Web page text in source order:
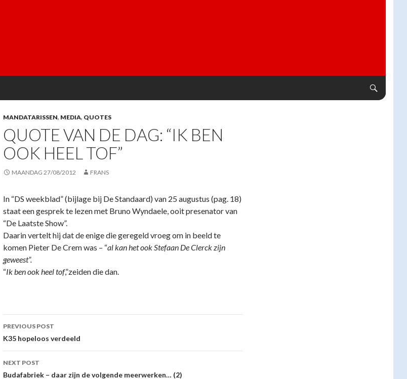
MANDATARISSEN, MEDIA, QUOTES
QUOTE VAN DE DAG: “IK BEN
OOK HEEL TOF”
MAANDAG 27/08/2012 FRANS
In “DS weekblad” (bijlage bij De Standaard) van 25 augustus (pag. 18)
staat een gesprek te lezen met Bruno Wyndaele, ooit presenator van
“De Laatste Show”.
Daarin vertelt hij dat de enige die geregeld vroeg om in beeld te
komen Pieter De Crem was – “al kan het ook Stefaan De Clerck zijn
geweest”.
“Ik ben ook heel tof,”zeiden die dan.
Post
navigation
PREVIOUS POST
K35 hopeloos verdeeld
NEXT POST
Budafabriek – daar zijn de volgende meerwerken… (2)